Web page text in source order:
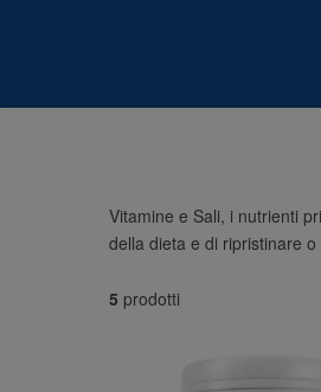
Vitamine e Sali, i nutrienti
della dieta e di ripristinare
5 prodotti